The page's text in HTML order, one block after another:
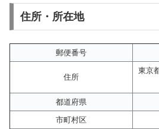
住所・所在地
郵便番号
住所
東京
都道府県
市町村区